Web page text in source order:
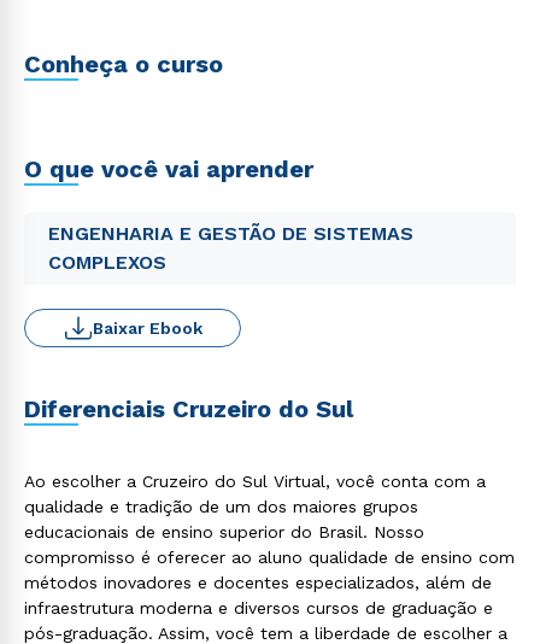
Conheça o curso
O que você vai aprender
ENGENHARIA E GESTÃO DE SISTEMAS
COMPLEXOS
Baixar Ebook
Diferenciais Cruzeiro do Sul
Ao escolher a Cruzeiro do Sul Virtual, você conta com a
qualidade e tradição de um dos maiores grupos
educacionais de ensino superior do Brasil. Nosso
compromisso é oferecer ao aluno qualidade de ensino com
métodos inovadores e docentes especializados, além de
infraestrutura moderna e diversos cursos de graduação e
pós-graduação. Assim, você tem a liberdade de escolher a